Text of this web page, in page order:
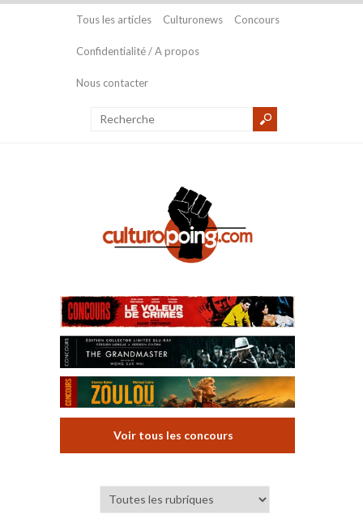
Tous les articles Culturonews Concours
Confidentialité / A propos
Nous contacter
Voir tous les concours